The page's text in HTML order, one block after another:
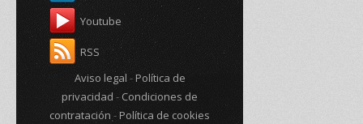
Youtube
RSS
Aviso legal -Política de
privacidad - Condiciones de
contratación -Política de cookies